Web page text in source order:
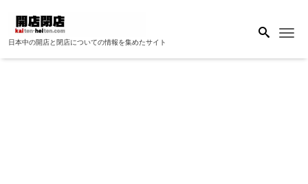
日本中の開店と閉店についての情報を集めたサイト